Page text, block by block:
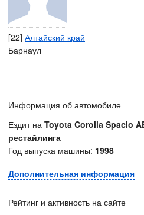
[22] Алтайский край
Барнаул
Информация об автомобиле
Ездит на Toyota Corolla Spacio
рестайлинга
Год выпуска машины: 1998
Дополнительная информация
Рейтинг и активность на сайте